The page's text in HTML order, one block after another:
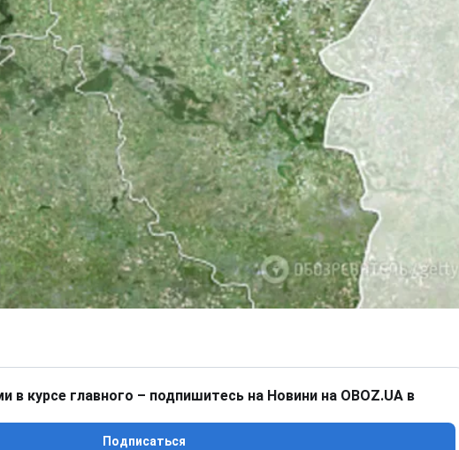
в курсе главного – подпишитесь на Новини на OBOZ.UA в
Подписаться